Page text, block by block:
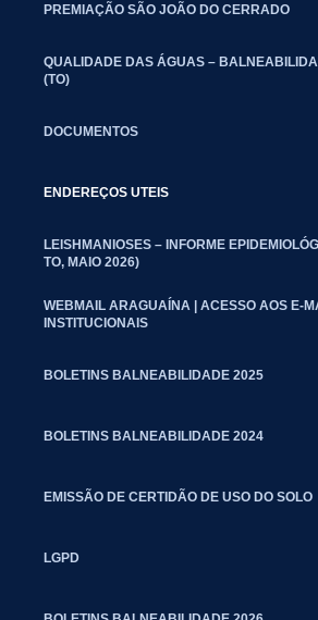
PREMIAÇÃO SÃO JOÃO DO CERRADO
QUALIDADE DAS ÁGUAS –
(TO)
DOCUMENTOS
ENDEREÇOS UTEIS
LEISHMANIOSES – INFORME
TO, MAIO 2026)
WEBMAIL ARAGUAÍNA | ACESSO AOS E-
INSTITUCIONAIS
BOLETINS BALNEABILIDADE 2025
BOLETINS BALNEABILIDADE 2024
EMISSÃO DE CERTIDÃO DE USO DO SOLO
LGPD